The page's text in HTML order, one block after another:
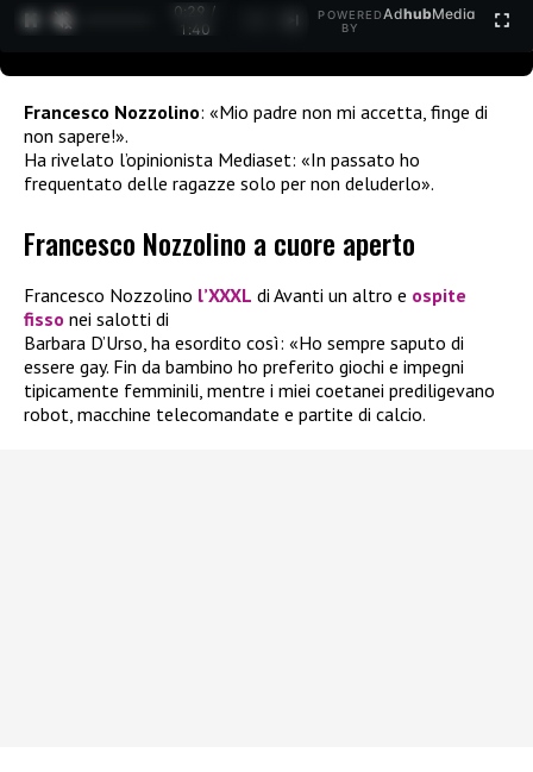
0:30 /
1:40
POWERED
BY
AdhubMedia
Francesco Nozzolino: «Mio padre non mi accetta, finge di
non sapere!».
Ha rivelato l’opinionista Mediaset: «In passato ho
frequentato delle ragazze solo per non deluderlo».
Francesco Nozzolino a cuore aperto
Francesco Nozzolino l’XXXL di Avanti un altro e ospite
fisso nei salotti di
Barbara D’Urso, ha esordito così: «Ho sempre saputo di
essere gay. Fin da bambino ho preferito giochi e impegni
tipicamente femminili, mentre i miei coetanei prediligevano
robot, macchine telecomandate e partite di calcio.